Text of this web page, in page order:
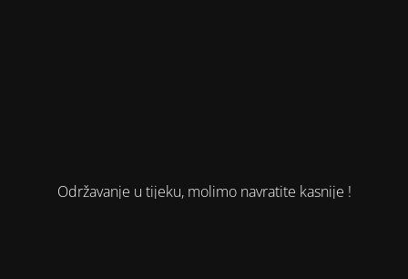
Održavanje u tijeku, molimo navratite kasnije !